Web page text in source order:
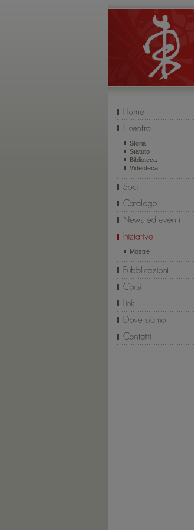
Storia
Statuto
Biblioteca
Videoteca
Mostre